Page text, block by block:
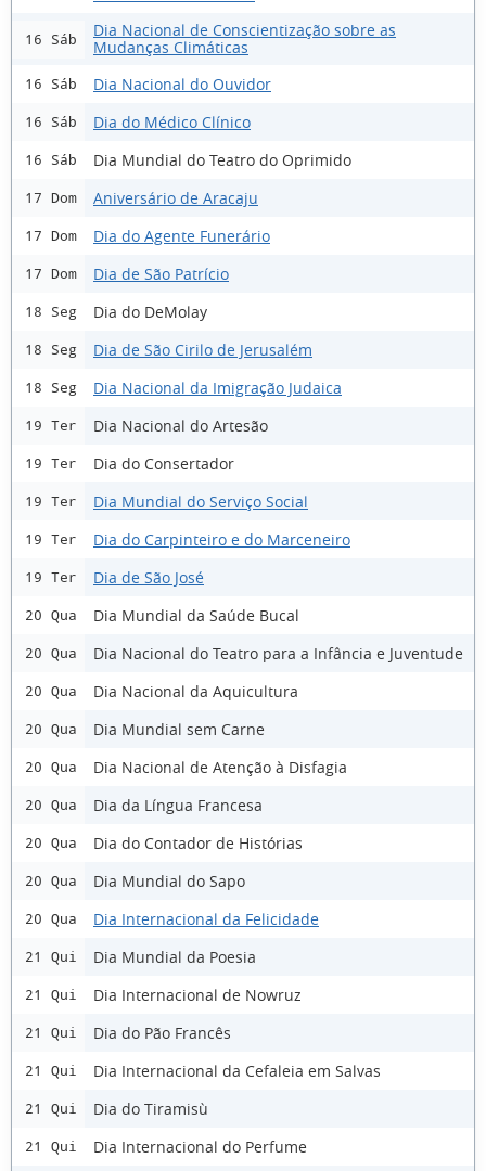
16 Sáb
Dia Nacional de Conscientização sobre as
Mudanças Climáticas
16 Sáb Dia Nacional do Ouvidor
16 Sáb Dia do Médico Clínico
16 Sáb Dia Mundial do Teatro do Oprimido
17 Dom Aniversário de Aracaju
17 Dom Dia do Agente Funerário
17 Dom Dia de São Patrício
18 Seg Dia do DeMolay
18 Seg Dia de São Cirilo de Jerusalém
18 Seg Dia Nacional da Imigração Judaica
19 Ter Dia Nacional do Artesão
19 Ter Dia do Consertador
19 Ter Dia Mundial do Serviço Social
19 Ter Dia do Carpinteiro e do Marceneiro
19 Ter Dia de São José
20 Qua Dia Mundial da Saúde Bucal
20 Qua Dia Nacional do Teatro para a Infância e Juventude
20 Qua Dia Nacional da Aquicultura
20 Qua Dia Mundial sem Carne
20 Qua Dia Nacional de Atenção à Disfagia
20 Qua Dia da Língua Francesa
20 Qua Dia do Contador de Histórias
20 Qua Dia Mundial do Sapo
20 Qua Dia Internacional da Felicidade
21 Qui Dia Mundial da Poesia
21 Qui Dia Internacional de Nowruz
21 Qui Dia do Pão Francês
21 Qui Dia Internacional da Cefaleia em Salvas
21 Qui Dia do Tiramisù
21 Qui Dia Internacional do Perfume